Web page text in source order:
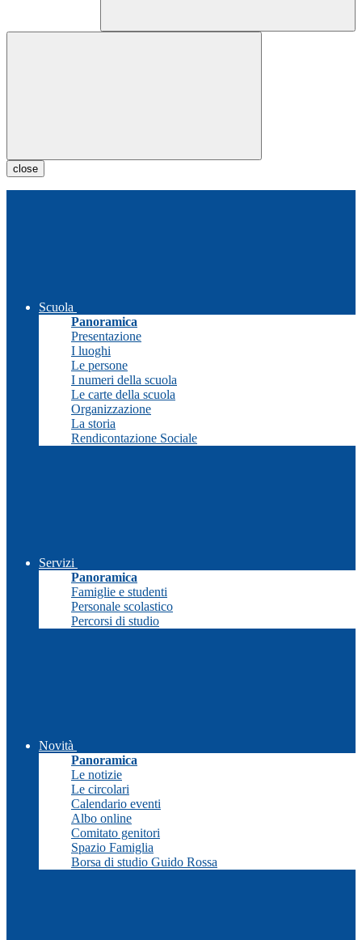
close
Scuola
Panoramica
Presentazione
I luoghi
Le persone
I numeri della scuola
Le carte della scuola
Organizzazione
La storia
Rendicontazione Sociale
Servizi
Panoramica
Famiglie e studenti
Personale scolastico
Percorsi di studio
Novità
Panoramica
Le notizie
Le circolari
Calendario eventi
Albo online
Comitato genitori
Spazio Famiglia
Borsa di studio Guido Rossa